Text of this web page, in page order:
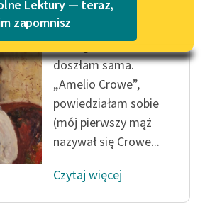
dla
do
i
Lektury — teraz,
zapomnisz
Ania z Wyspy
Do tego wniosku
doszłam sama.
„Amelio Crowe”,
powiedziałam sobie
(mój pierwszy mąż
nazywał się Crowe...
Czytaj więcej